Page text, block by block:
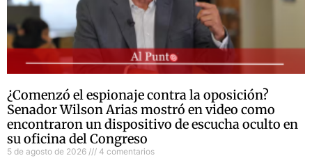
¿Comenzó el espionaje contra la oposición?
Senador Wilson Arias mostró en video como
encontraron un dispositivo de escucha oculto en
su oficina del Congreso
5 de agosto de 2026 4 comentarios